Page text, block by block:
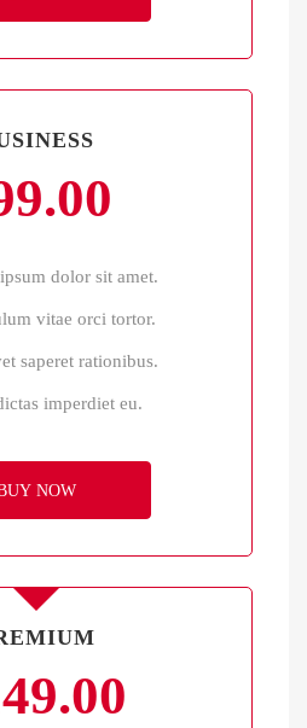
dolor sit amet.
vitae orci tortor.
saperet rationibus.
imperdiet eu.
NOW